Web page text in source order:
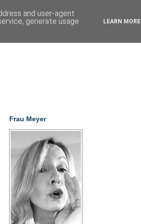
Frau Meyer
and user-agent
generate usage
LEARN MORE